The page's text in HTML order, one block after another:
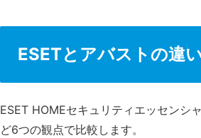
ESETとアバストの違
ESET HOMEセキュリティエッセンシ
ど6つの観点で比較します。